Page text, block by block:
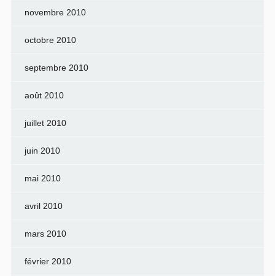
novembre 2010
octobre 2010
septembre 2010
août 2010
juillet 2010
juin 2010
mai 2010
avril 2010
mars 2010
février 2010